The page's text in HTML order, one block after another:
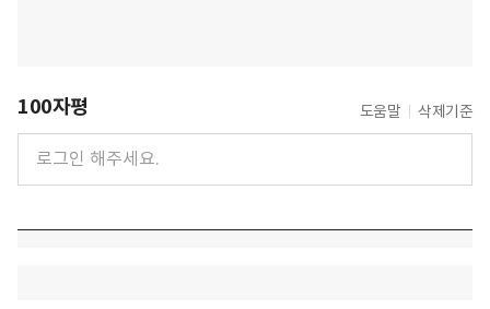
100자평 도움말 삭제기준